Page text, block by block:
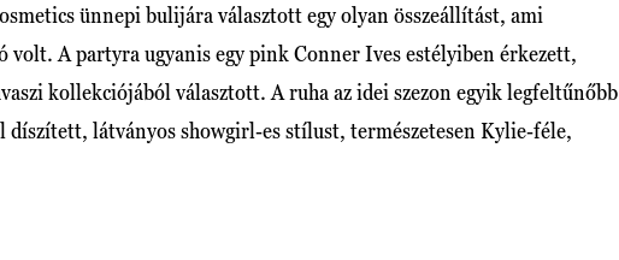
ünnepi bulijára választott egy olyan összeállítást, ami
volt. A partyra ugyanis egy pink Conner Ives estélyiben érkezett,
kollekciójából választott. A ruha az idei szezon egyik legfeltűnőbb
látványos showgirl-es stílust, természetesen Kylie-féle,